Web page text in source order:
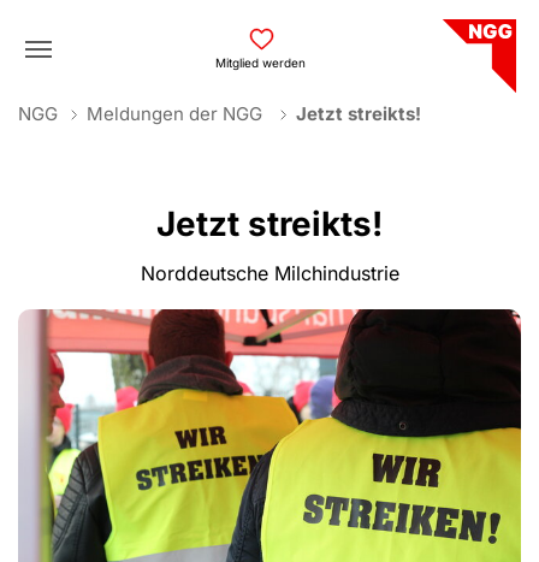
Mitglied werden
You are here:
NGG Meldungen der NGG Jetzt streikts!
Jetzt streikts!
Norddeutsche Milchindustrie